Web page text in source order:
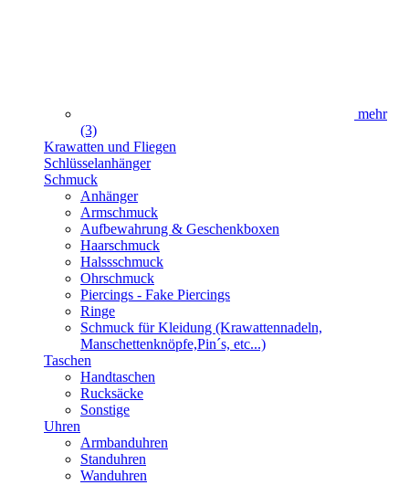
mehr
(3)
Krawatten und Fliegen
Schlüsselanhänger
Schmuck
Anhänger
Armschmuck
Aufbewahrung & Geschenkboxen
Haarschmuck
Halssschmuck
Ohrschmuck
Piercings - Fake Piercings
Ringe
Schmuck für Kleidung (Krawattennadeln,
Manschettenknöpfe,Pin´s, etc...)
Taschen
Handtaschen
Rucksäcke
Sonstige
Uhren
Armbanduhren
Standuhren
Wanduhren